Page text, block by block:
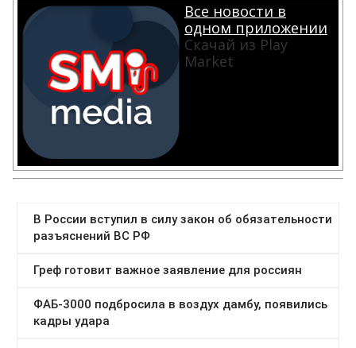
Все новости в
одном приложении
Скачай из Play
Market